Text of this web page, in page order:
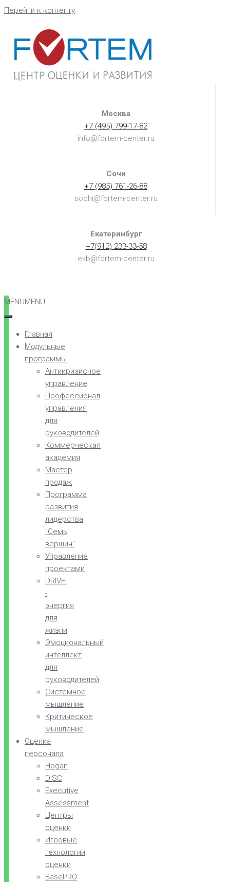
Перейти к контенту
Москва
+7 (495) 799-17-82
info@fortem-center.ru
Сочи
+7 (985) 761-26-88
sochi@fortem-center.ru
Екатеринбург
+7(912) 233-33-58
ekb@fortem-center.ru
MENUMENU
Главная
Модульные
программы
Антикризисное
управление
Профессионал
управления
для
руководителей
Коммерческая
академия
Мастер
продаж
Программа
развития
лидерства
"Семь
вершин"
Управление
проектами
DRIVE!
-
энергия
для
жизни
Эмоциональный
интеллект
для
руководителей
Системное
мышление
Критическое
мышление
Оценка
персонала
Hogan
DISC
Executive
Assessment
Центры
оценки
Игровые
технологии
оценки
BasePRO